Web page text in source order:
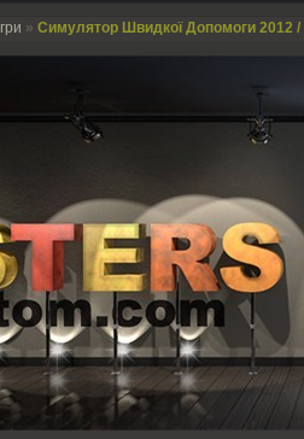
Ігри » Симулятор Швидкої Допомоги 2012